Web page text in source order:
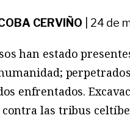
CERVIÑO 24 de
han estado
enfrentados.
las tribus